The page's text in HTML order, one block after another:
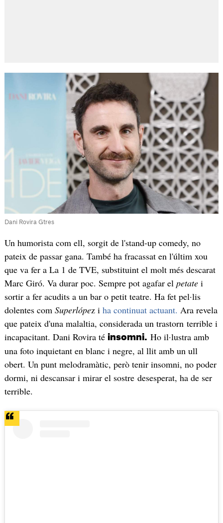
Dani Rovira Gtres
Un humorista com ell, sorgit de l'stand-up comedy, no
pateix de passar gana. També ha fracassat en l'últim xou
que va fer a La 1 de TVE, substituint el molt més descarat
Marc Giró. Va durar poc. Sempre pot agafar el petatei
sortir a fer acudits a un bar o petit teatre. Ha fet pel·lis
dolentes com Superlópez i ha continuat actuant. Ara revela
que pateix d'una malaltia, considerada un trastorn terrible i
incapacitant. Dani Rovira té insomni. Ho il·lustra amb
una foto inquietant en blanc i negre, al llit amb un ull
obert. Un punt melodramàtic, però tenir insomni, no poder
dormi, ni descansar i mirar el sostre desesperat, ha de ser
terrible.